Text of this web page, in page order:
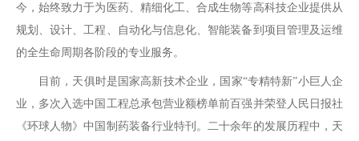
今，始终致力于为医药、精细化工、合成生物等高科技企业提供从
规划、设计、工程、自动化与信息化、智能装备到项目管理及运维
的全生命周期各阶段的专业服务。
目前，天俱时是国家高新技术企业，国家“专精特新”小巨人企
业，多次入选中国工程总承包营业额榜单前百强并荣登人民日报社
《环球人物》中国制药装备行业特刊。二十余年的发展历程中，天